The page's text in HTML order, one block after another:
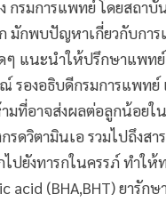
กรมการแพทย์ โดยสถา
มักพบปัญหาเกี่ยวกับกา
ๆ แนะนำให้ปรึกษาแพท
รองอธิบดีกรมการแพท
มที่อาจส่งผลต่อลูกน้อย
รดวิตามินเอ รวมไปถึง
ปยังทารกในครรภ์ ทำให้
(BHA,BHT) ยารัก